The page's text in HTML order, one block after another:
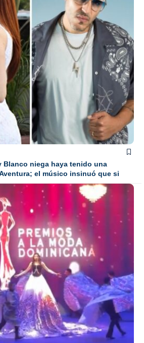
Blanco niega haya tenido una
el músico insinuó que si